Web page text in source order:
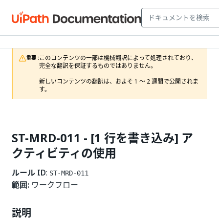
重要 :このコンテンツの一部は機械翻訳によって処理されており、
完全な翻訳を保証するものではありません。
新しいコンテンツの翻訳は、およそ 1 ～ 2 週間で公開されま
す。
ST-MRD-011 - [1 行を書き込み] ア
クティビティの使用
ルール ID: ST-MRD-011
範囲: ワークフロー
説明